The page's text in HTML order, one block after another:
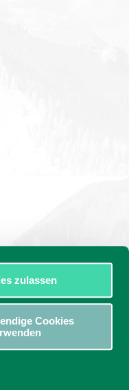
zulassen
Cookies